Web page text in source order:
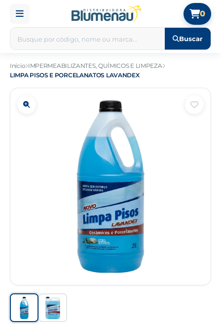
Buscar
0
Início IMPERMEABILIZANTES, QUÍMICOS E LIMPEZA
LIMPA PISOS E PORCELANATOS LAVANDEX